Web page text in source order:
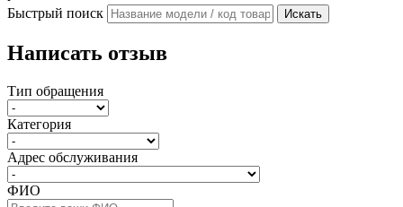
Быстрый поиск Искать
Написать отзыв
Тип обращения
Категория
Адрес обслуживания
ФИО